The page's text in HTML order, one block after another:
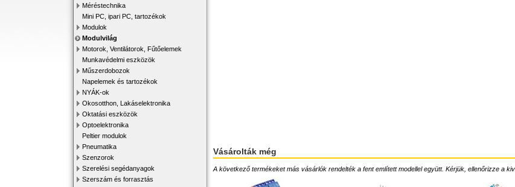
Méréstechnika
Mini PC, ipari PC, tartozékok
Modulok
Modulvilág
Motorok, Ventilátorok, Fűtőelemek
Munkavédelmi eszközök
Műszerdobozok
Napelemek és tartozékok
NYÁK-ok
Okosotthon, Lakáselektronika
Oktatási eszközök
Optoelektronika
Peltier modulok
Pneumatika
Szenzorok
Szerelési segédanyagok
Szerszám és forrasztás
Vásárolták még
A következő termékeket más vásárlók rendelték a fent említett modellel együtt. Kérjük, ellenőrizze a